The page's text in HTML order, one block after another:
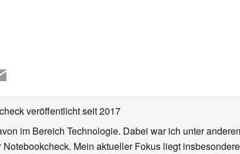
veröffentlichtseit 2017
im Bereich Technologie. Dabei war ich unter
Mein aktueller Fokus liegt